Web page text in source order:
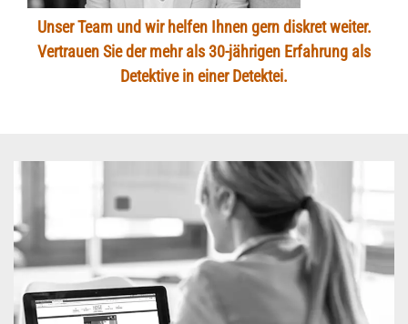
Unser Team und wir helfen Ihnen gern diskret weiter.
Vertrauen Sie der mehr als 30-jährigen Erfahrung als
Detektive in einer Detektei.